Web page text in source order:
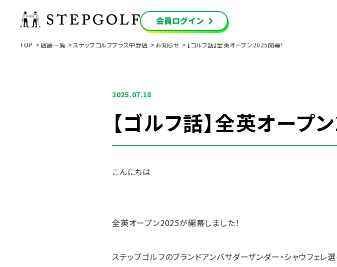
TOP 店舗一覧 ステップゴルフプラス中野店 お知らせ 【ゴルフ話】全英オープン2025開幕！
2025.07.18
【ゴルフ話】全英オープ
こんにちは
全英オープン2025が開幕しました！
ステップゴルフのブランドアンバサダーザンダー・シャウフェレ